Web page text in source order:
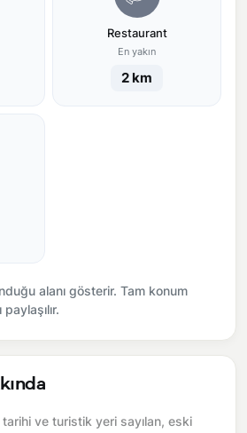
Restaurant
En yakın
2 km
alanı gösterir. Tam konum
ve turistik yeri sayılan, eski